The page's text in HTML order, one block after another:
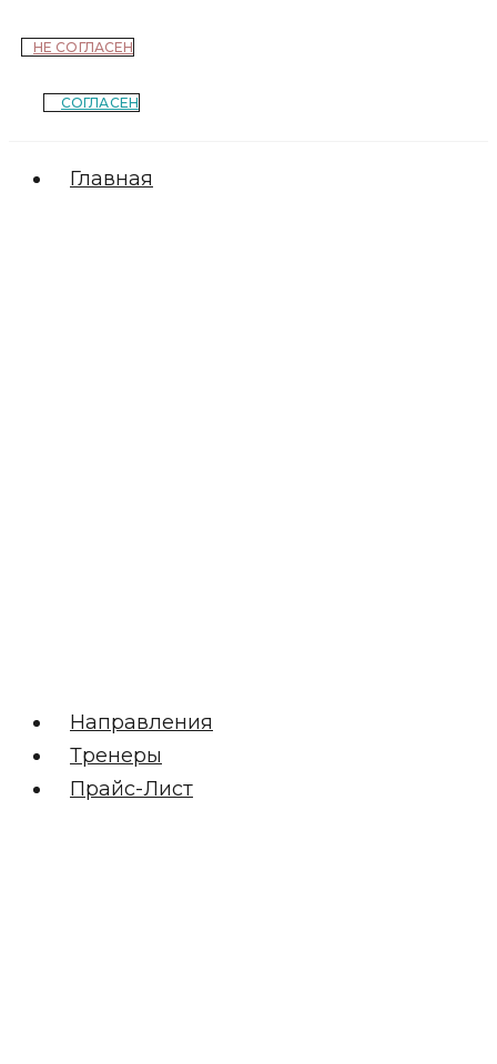
НЕ СОГЛАСЕН
СОГЛАСЕН
Главная
Направления
Тренеры
Прайс-Лист